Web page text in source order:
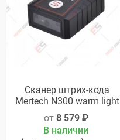
Сканер штрих-кода
Mertech N300 warm light
от 8 579 ₽
В наличии